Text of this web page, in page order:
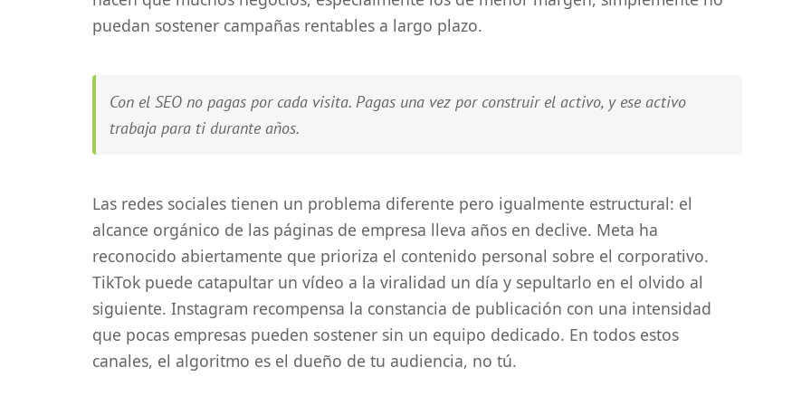
puedan sostener campañas rentables a largo plazo.
Con el SEO no pagas por cada visita. Pagas una vez por construir el activo, y ese activo
trabaja para ti durante años.
Las redes sociales tienen un problema diferente pero igualmente estructural: el
alcance orgánico de las páginas de empresa lleva años en declive. Meta ha
reconocido abiertamente que prioriza el contenido personal sobre el corporativo.
TikTok puede catapultar un vídeo a la viralidad un día y sepultarlo en el olvido al
siguiente. Instagram recompensa la constancia de publicación con una intensidad
que pocas empresas pueden sostener sin un equipo dedicado. En todos estos
canales, el algoritmo es el dueño de tu audiencia, no tú.